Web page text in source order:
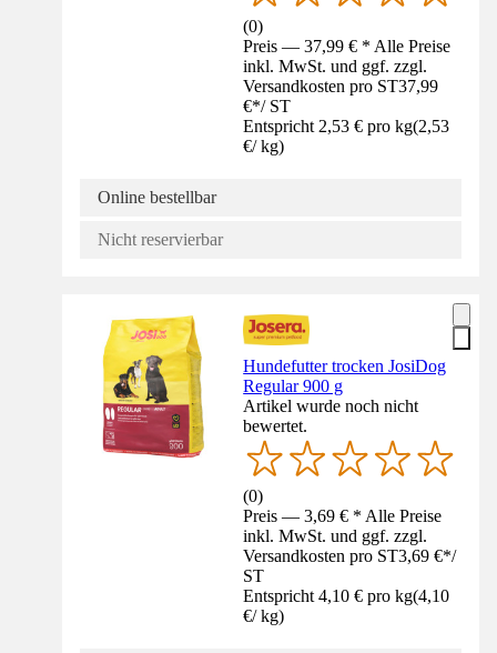
(0)
Preis — 37,99 € * Alle Preise
inkl. MwSt. und ggf. zzgl.
Versandkosten pro ST37,99
€*/ ST
Entspricht 2,53 € pro kg(2,53
€/ kg)
Online bestellbar
Nicht reservierbar
Hundefutter trocken JosiDog
Regular 900 g
Artikel wurde noch nicht
bewertet.
(0)
Preis — 3,69 € * Alle Preise
inkl. MwSt. und ggf. zzgl.
Versandkosten pro ST3,69 €*/
ST
Entspricht 4,10 € pro kg(4,10
€/ kg)